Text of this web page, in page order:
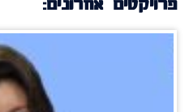
פרויקטים אחרונים: